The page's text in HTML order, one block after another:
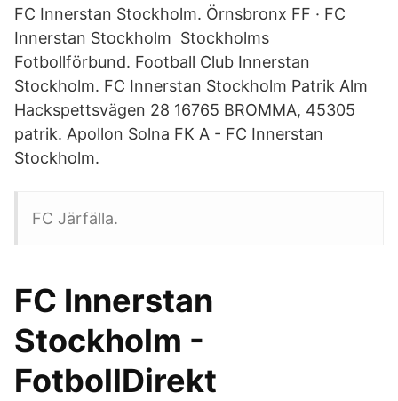
FC Innerstan Stockholm. Örnsbronx FF · FC
Innerstan Stockholm Stockholms
Fotbollförbund. Football Club Innerstan
Stockholm. FC Innerstan Stockholm Patrik Alm
Hackspettsvägen 28 16765 BROMMA, 45305
patrik. Apollon Solna FK A - FC Innerstan
Stockholm.
FC Järfälla.
FC Innerstan
Stockholm -
FotbollDirekt